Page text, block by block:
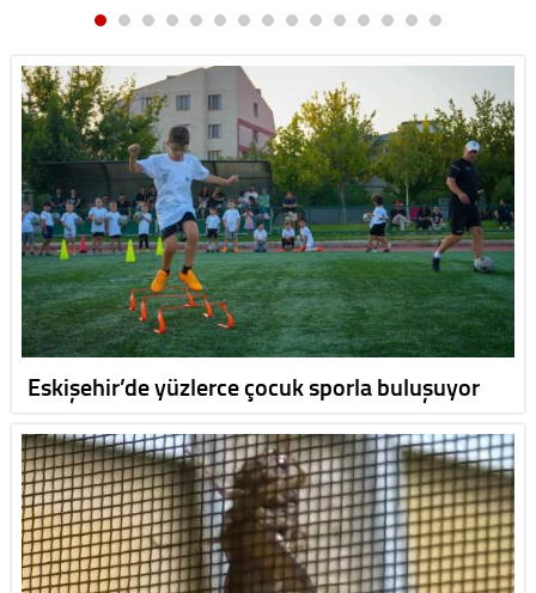
Eskişehir’de yüzlerce çocuk sporla buluşuyor